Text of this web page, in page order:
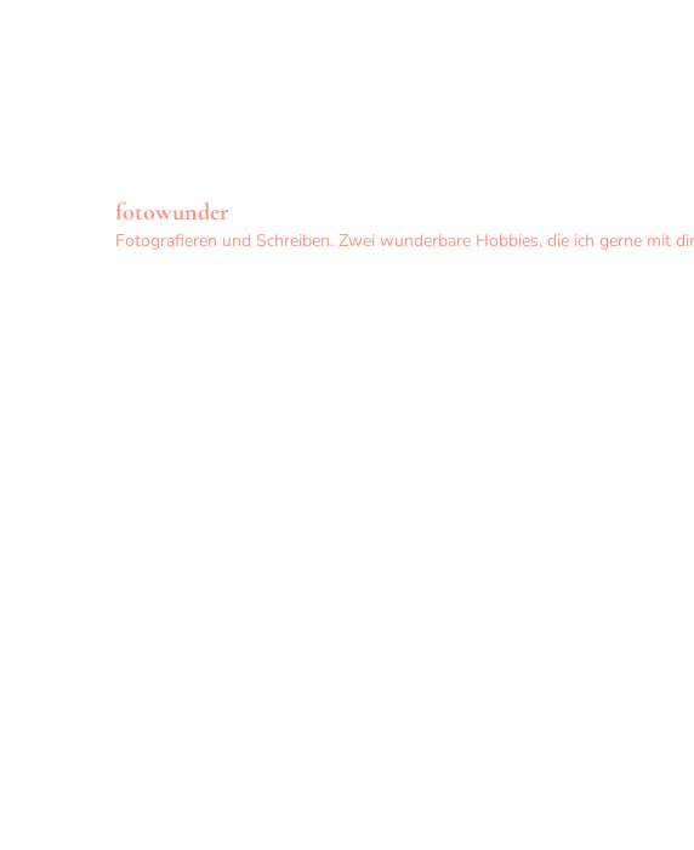
fotowunder
Fotografieren und Schreiben. Zwei wunderbare Hobbies, die ich gerne mit